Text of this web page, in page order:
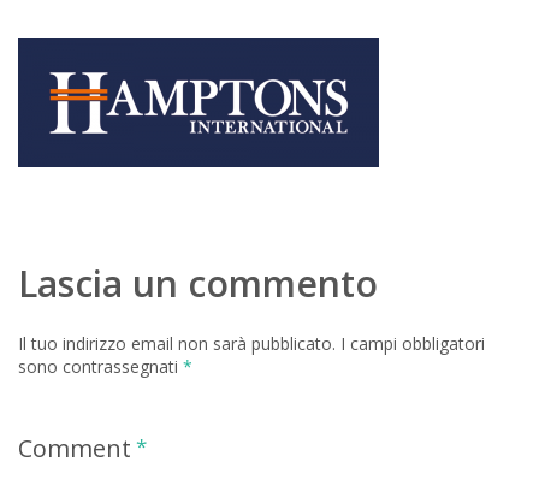
Lascia un commento
Il tuo indirizzo email non sarà pubblicato. I campi obbligatori
sono contrassegnati *
Comment *